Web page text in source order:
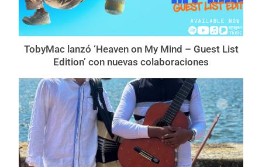
TobyMac lanzó ‘Heaven on My Mind – Guest List
Edition’ con nuevas colaboraciones